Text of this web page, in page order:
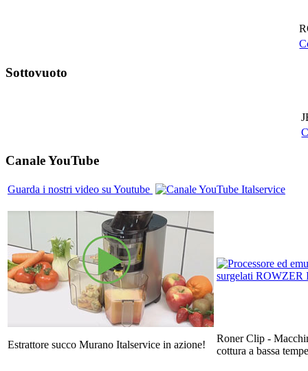
Sottovuoto
CanaleYouTube
Guarda i nostri video su Youtube
Estrattore succo Murano Italservice in azione!
Roner Clip -
cottura a bassa